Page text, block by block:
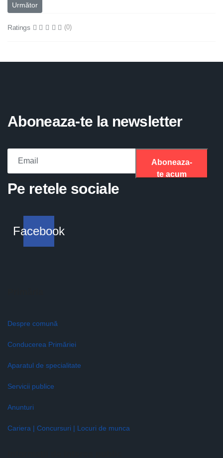
Articolul următor: Legislatie
Următor
Ratings (0)
Aboneaza-te la newsletter
Aboneaza-
te acum
Pe retele sociale
Facebook
Despre comună
Conducerea Primăriei
Aparatul de specialitate
Servicii publice
Anunturi
Cariera | Concursuri | Locuri de munca